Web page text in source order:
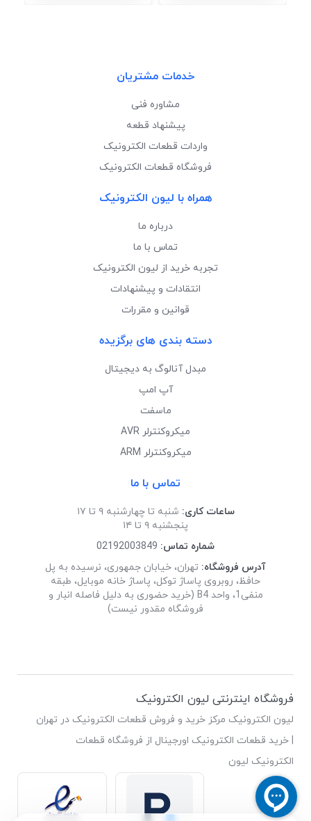
خدمات مشتریان
مشاوره فنی
پیشنهاد قطعه
واردات قطعات الکترونیک
فروشگاه قطعات الکترونیک
همراه با لیون الکترونیک
درباره ما
تماس با ما
تجربه خرید از لیون الکترونیک
انتقادات و پیشنهادات
قوانین و مقررات
دسته بندی های برگزیده
مبدل آنالوگ به دیجیتال
آپ امپ
ماسفت
میکروکنترلر AVR
میکروکنترلر ARM
تماس با ما
ساعات کاری: شنبه تا چهارشنبه ۹ تا ۱۷
پنجشنبه ۹ تا ۱۴
شماره تماس: 02192003849
آدرس فروشگاه: تهران، خیابان جمهوری، نرسیده به پل
حافظ، روبروی پاساژ توکل، پاساژ خانه موبایل، طبقه
منفی1، واحد B4 (خرید حضوری به دلیل فاصله انبار و
فروشگاه مقدور نیست)
فروشگاه اینترنتی لیون الکترونیک
لیون الکترونیک مرکز خرید و فروش قطعات الکترونیک در تهران
| خرید قطعات الکترونیک اورجینال از فروشگاه قطعات
الکترونیک لیون